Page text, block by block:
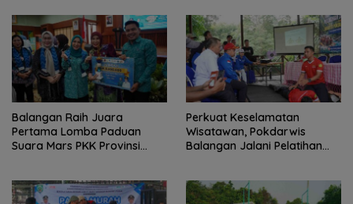
Balangan Raih Juara
Pertama Lomba Paduan
Suara Mars PKK Provinsi
Perkuat Keselamatan
Wisatawan, Pokdarwis
Balangan Jalani Pelatihan